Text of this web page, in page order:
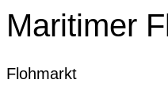
Maritimer
Flohmarkt